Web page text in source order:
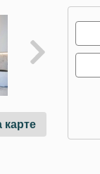
карте